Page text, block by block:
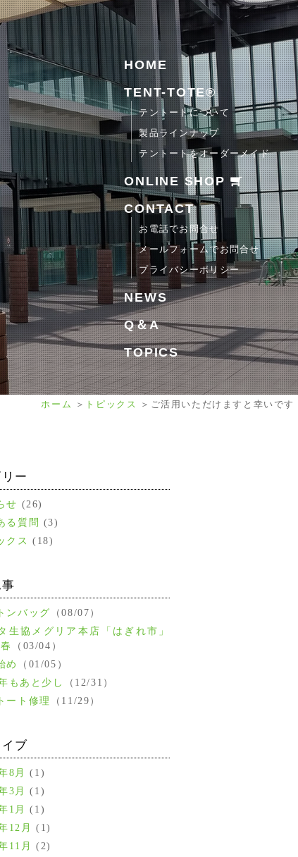
HOME
TENT-TOTE®
テントートについて
製品ラインナップ
テントートをオーダーメイド
ONLINE SHOP
CONTACT
お電話でお問合せ
メールフォームでお問合せ
プライバシーポリシー
NEWS
Q＆A
TOPICS
ホーム トピックス ご活用いただけますと幸いです
ー
せ (26)
る質問 (3)
クス (18)
ンバッグ
（08/07）
生協メグリア本店「はぎれ市」
（03/04）
め
（01/05）
もあと少し
（12/31）
ート修理
（11/29）
ブ
8月
(1)
3月
(1)
1月
(1)
12月
(1)
11月
(2)